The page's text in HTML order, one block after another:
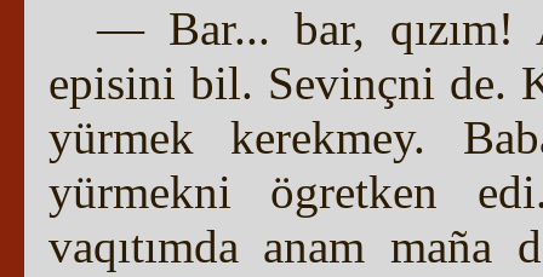
— Bar... bar, qızım!
episini bil. Sevinçni de.
yürmek kerekmey.
yürmekni ögretken
vaqıtımda anam maña